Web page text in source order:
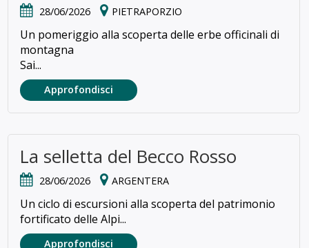
28/06/2026 PIETRAPORZIO
Un pomeriggio alla scoperta delle erbe officinali di
montagna
Sai...
Approfondisci
La selletta del Becco Rosso
28/06/2026 ARGENTERA
Un ciclo di escursioni alla scoperta del patrimonio
fortificato delle Alpi...
Approfondisci